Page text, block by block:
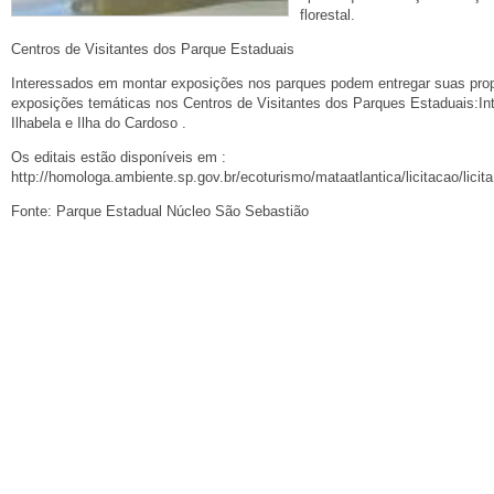
florestal.
Centros de Visitantes dos Parque Estaduais
Interessados em montar exposições nos parques podem entregar suas
exposições temáticas nos Centros de Visitantes dos Parques
Ilhabela e Ilha do Cardoso .
Os editais estão disponíveis em :
http://homologa.ambiente.sp.gov.br/ecoturismo/mataatlantica/licitacao/
Fonte: Parque Estadual Núcleo São Sebastião